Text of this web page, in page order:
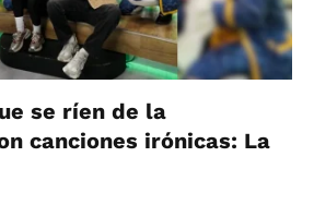
se ríen de la
canciones irónicas: La